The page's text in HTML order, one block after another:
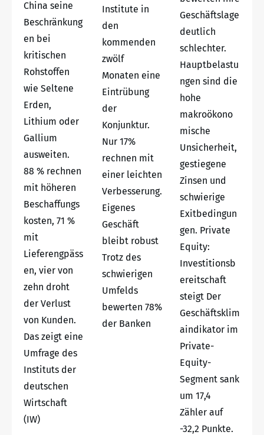
China seine
Beschränkung
en bei
kritischen
Rohstoffen
wie Seltene
Erden,
Lithium oder
Gallium
ausweiten.
88 % rechnen
mit höheren
Beschaffungs
kosten, 71 %
mit
Lieferengpäss
en, vier von
zehn droht
der Verlust
von Kunden.
Das zeigt eine
Umfrage des
Instituts der
deutschen
Wirtschaft
(IW)
Institute in
den
kommenden
zwölf
Monaten eine
Eintrübung
der
Konjunktur.
Nur 17%
rechnen mit
einer leichten
Verbesserung.
Eigenes
Geschäft
bleibt robust
Trotz des
schwierigen
Umfelds
bewerten 78%
der Banken
Geschäftslage
deutlich
schlechter.
Hauptbelastu
ngen sind die
hohe
makroökono
mische
Unsicherheit,
gestiegene
Zinsen und
schwierige
Exitbedingun
gen. Private
Equity:
Investitionsb
ereitschaft
steigt Der
Geschäftsklim
aindikator im
Private-
Equity-
Segment sank
um 17,4
Zähler auf
-32,2 Punkte.